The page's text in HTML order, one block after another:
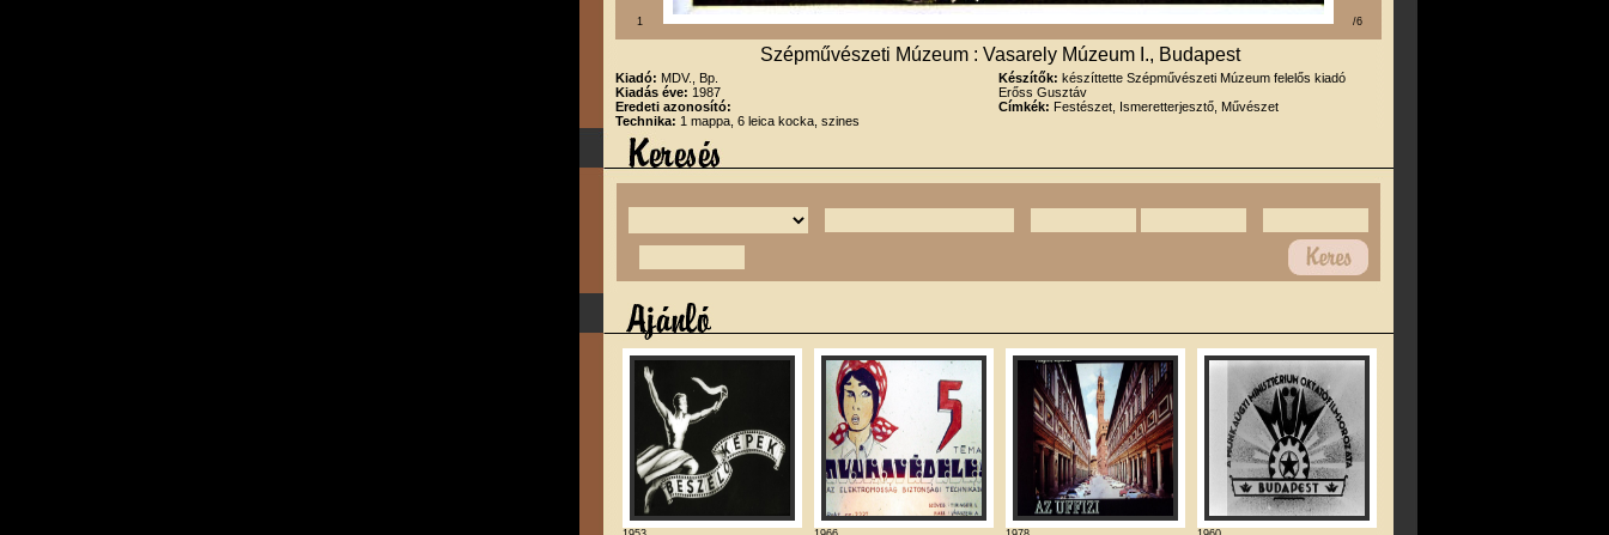
1 /6
Szépművészeti Múzeum : Vasarely Múzeum I., Budapest
Kiadó: MDV., Bp.
Kiadás éve: 1987
Eredeti azonosító:
Technika: 1 mappa, 6 leica kocka, szines
Készítők: készíttette Szépművészeti Múzeum felelős kiadó
Erőss Gusztáv
Címkék: Festészet, Ismeretterjesztő, Művészet